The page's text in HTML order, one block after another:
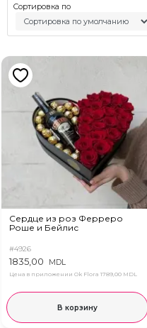
Сортировка по
Сердце из роз Ферреро
Роше и Бейлис
#4926
1835,00 MDL
Цена в приложении Ok Flora 1789,00 MDL
В корзину